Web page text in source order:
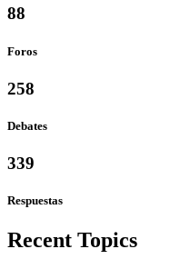
88
Foros
258
Debates
339
Respuestas
Recent Topics